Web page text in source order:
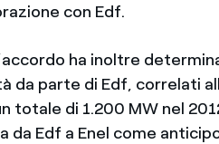
con Edf.
ha inoltre
da parte di Edf, correlati
totale di 1.200 MW nel
da Edf a Enel come